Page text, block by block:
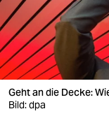
wahrheit
verlag
verlag
veranstaltungen
Geht an die Decke:
Bild: dpa